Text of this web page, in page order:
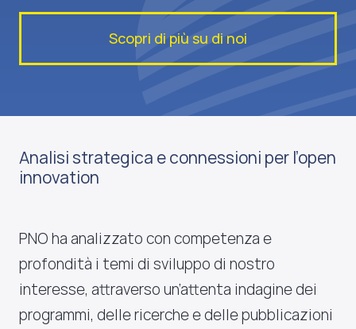
Scopri di più su di noi
Analisi strategica e connessioni per l’open
innovation
PNO ha analizzato con competenza e
profondità i temi di sviluppo di nostro
interesse, attraverso un’attenta indagine dei
programmi, delle ricerche e delle pubblicazioni